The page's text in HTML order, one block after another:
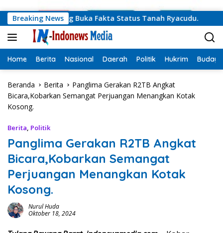
Breaking News
Lampung Buka Fakta Status Tanah Ryacudu.
Home Berita Nasional Daerah Politik Hukrim Budaya
Beranda Berita
Panglima Gerakan R2TB Angkat
Bicara,Kobarkan Semangat Perjuangan Menangkan Kotak
Kosong.
Berita, Politik
Panglima Gerakan R2TB Angkat
Bicara,Kobarkan Semangat
Perjuangan Menangkan Kotak
Kosong.
Nurul Huda
Oktober 18, 2024